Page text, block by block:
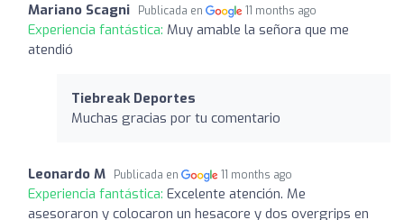
Mariano Scagni Publicada en 11 months ago
Experiencia fantástica: Muy amable la señora que me
atendió
Tiebreak Deportes
Muchas gracias por tu comentario
Leonardo M Publicada en 11 months ago
Experiencia fantástica: Excelente atención. Me
asesoraron y colocaron un hesacore y dos overgrips en